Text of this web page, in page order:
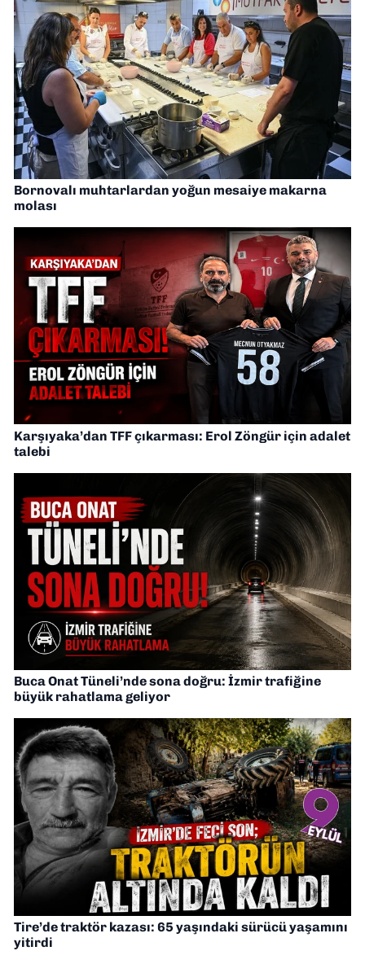
Bornovalı muhtarlardan yoğun mesaiye makarna
molası
Karşıyaka’dan TFF çıkarması: Erol Zöngür için adalet
talebi
Buca Onat Tüneli’nde sona doğru: İzmir trafiğine
büyük rahatlama geliyor
Tire’de traktör kazası: 65 yaşındaki sürücü yaşamını
yitirdi